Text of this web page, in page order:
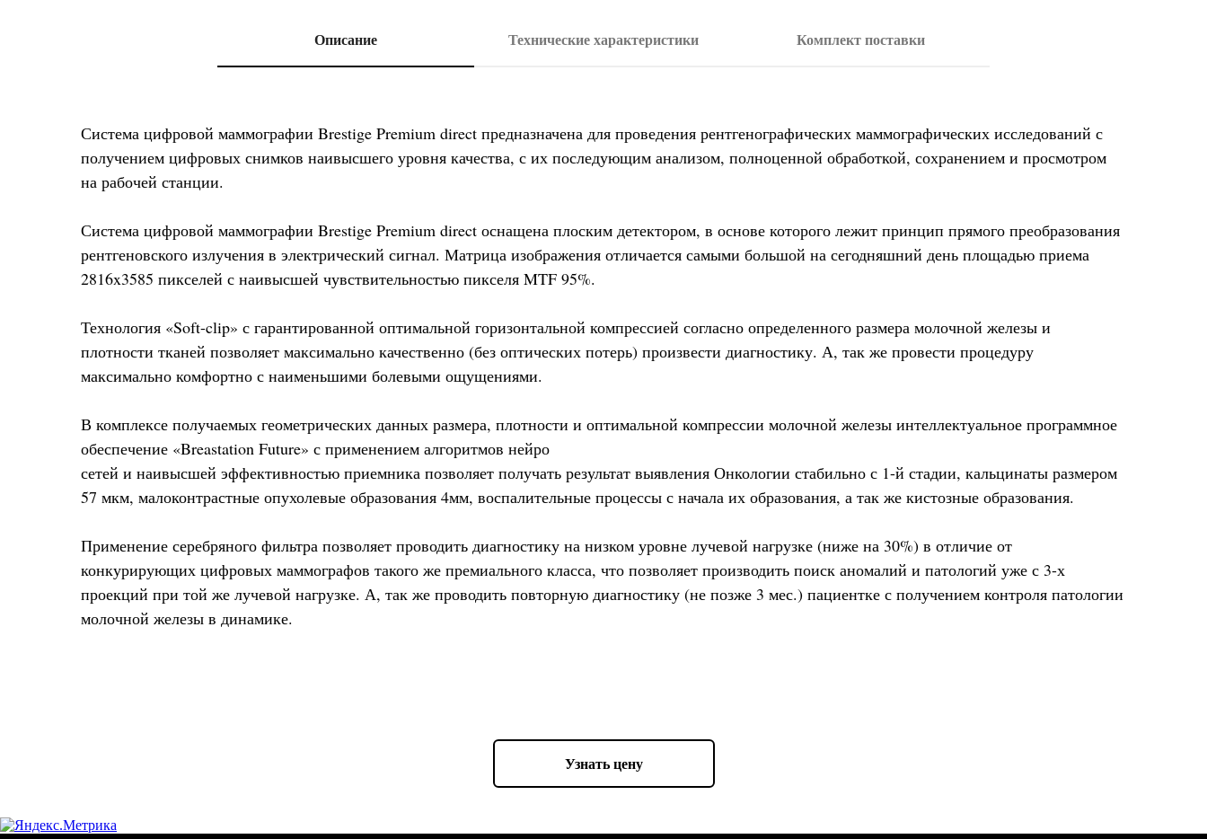
Описание Технические характеристики Комплект поставки
Система цифровой маммографии Brestige Premium direct предназначена для проведения рентгенографических маммографических исследований с
получением цифровых снимков наивысшего уровня качества, с их последующим анализом, полноценной обработкой, сохранением и просмотром
на рабочей станции.
Система цифровой маммографии Brestige Premium direct оснащена плоским детектором, в основе которого лежит принцип прямого преобразования
рентгеновского излучения в электрический сигнал. Матрица изображения отличается самыми большой на сегодняшний день площадью приема
2816x3585 пикселей с наивысшей чувствительностью пикселя MTF 95%.
Технология «Soft-clip» с гарантированной оптимальной горизонтальной компрессией согласно определенного размера молочной железы и
плотности тканей позволяет максимально качественно (без оптических потерь) произвести диагностику. А, так же провести процедуру
максимально комфортно с наименьшими болевыми ощущениями.
В комплексе получаемых геометрических данных размера, плотности и оптимальной компрессии молочной железы интеллектуальное программное
обеспечение «Breastation Future» с применением алгоритмов нейро
сетей и наивысшей эффективностью приемника позволяет получать результат выявления Онкологии стабильно с 1-й стадии, кальцинаты размером
57 мкм, малоконтрастные опухолевые образования 4мм, воспалительные процессы с начала их образования, а так же кистозные образования.
Применение серебряного фильтра позволяет проводить диагностику на низком уровне лучевой нагрузке (ниже на 30%) в отличие от
конкурирующих цифровых маммографов такого же премиального класса, что позволяет производить поиск аномалий и патологий уже с 3-х
проекций при той же лучевой нагрузке. А, так же проводить повторную диагностику (не позже 3 мес.) пациентке с получением контроля патологии
молочной железы в динамике.
Вертикальный диапазон - От 640 мм до 1490 мм ± 10 мм, моторизованный
Маммографический рентгеновский аппарат MEDI-FUTURE,Inc . модель Direct с цифровым детектором 24х30 см - 1 шт.
Пульт управления с цветным экраном c диагональю 3,5дюйма (9 см) - 1 шт.
Автоматические стандартные позиции съемки - 1 шт.
Узнать цену